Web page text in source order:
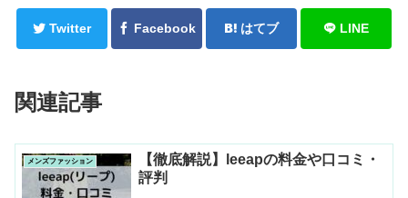
Twitter Facebook はてブ LINE
関連記事
メンズファッション
【徹底解説】leeapの料金や口コミ・
評判